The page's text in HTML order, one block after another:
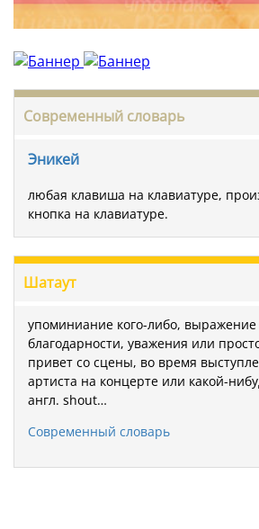
Современный словарь
Эникей
любая клавиша на клавиатуре,
кнопка на клавиатуре.
Шатаут
упоминиание кого-либо, выражение
благодарности, уважения или
привет со сцены, во время
артиста на концерте или какой-
англ. shout…
Современный словарь